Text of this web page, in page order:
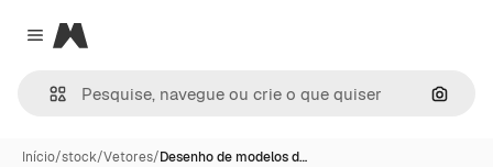
Close menu
Magnific
Início/stock/Vetores/Desenho de modelos d…